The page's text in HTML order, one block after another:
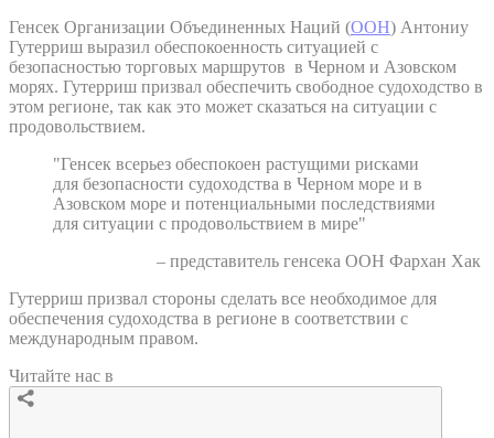
Генсек Организации Объединенных Наций (ООН) Антониу
Гутерриш выразил обеспокоенность ситуацией с
безопасностью торговых маршрутов в Черном и Азовском
морях. Гутерриш призвал обеспечить свободное судоходство в
этом регионе, так как это может сказаться на ситуации с
продовольствием.
"Генсек всерьез обеспокоен растущими рисками
для безопасности судоходства в Черном море и в
Азовском море и потенциальными последствиями
для ситуации с продовольствием в мире"
– представитель генсека ООН Фархан Хак
Гутерриш призвал стороны сделать все необходимое для
обеспечения судоходства в регионе в соответствии с
международным правом.
Читайте нас в